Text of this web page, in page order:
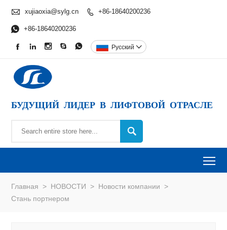
 xujiaoxia@sylg.cn  +86-18640200236
 +86-18640200236
     Pусский 
БУДУЩИЙ ЛИДЕР В ЛИФТОВОЙ ОТРАСЛЕ

Главная > НОВОСТИ > Новости компании >
Стань портнером